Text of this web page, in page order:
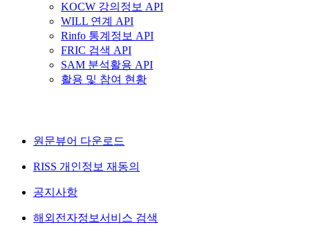
KOCW 강의정보 API
WILL 연계 API
Rinfo 통계정보 API
FRIC 검색 API
SAM 분석활용 API
활용 및 참여 현황
원문뷰어 다운로드
RISS 개인정보 재동의
공지사항
해외전자정보서비스 검색